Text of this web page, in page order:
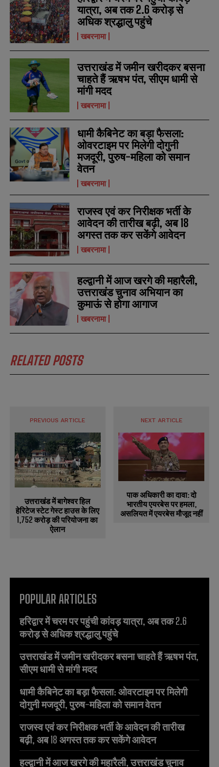
N
a
m
E
m
a
i
l
*
N
u
m
b
e
r
s
N
a
m
E
m
a
i
l
*
N
u
m
b
e
r
s
यात्रा, अब तक 2.6 करोड़ से
अधिक श्रद्धालु पहुंचे
खबरनामा
उत्तराखंड में जमीन खरीदकर बसना
चाहते हैं ऋषभ पंत, सीएम धामी से
मांगी मदद
खबरनामा
धामी कैबिनेट का बड़ा फैसला:
ओवरटाइम पर मिलेगी दोगुनी
मजदूरी, पुरुष-महिला को समान
वेतन
खबरनामा
राजस्व एवं कर निरीक्षक भर्ती के
आवेदन की तारीख बढ़ी, अब 18
अगस्त तक कर सकेंगे आवेदन
खबरनामा
हल्द्वानी में आज खरगे की महारैली,
उत्तराखंड चुनाव अभियान का
कुमाऊं से होगा आगाज
खबरनामा
RELATED POSTS
PREVIOUS ARTICLE
उत्तराखंड में बागेश्वर हिल
हेरिटेज स्टेट गेस्ट हाउस के लिए
1,752 करोड़ की परियोजना का
ऐलान
NEXT ARTICLE
पाक अधिकारी का दावा: दो
भारतीय एयरबेस पर हमला,
असलियत में एयरबेस मौजूद नहीं
POPULAR ARTICLES
हरिद्वार में चरम पर पहुंची कांवड़ यात्रा, अब तक 2.6
करोड़ से अधिक श्रद्धालु पहुंचे
उत्तराखंड में जमीन खरीदकर बसना चाहते हैं ऋषभ पंत,
सीएम धामी से मांगी मदद
धामी कैबिनेट का बड़ा फैसला: ओवरटाइम पर मिलेगी
दोगुनी मजदूरी, पुरुष-महिला को समान वेतन
राजस्व एवं कर निरीक्षक भर्ती के आवेदन की तारीख
बढ़ी, अब 18 अगस्त तक कर सकेंगे आवेदन
हल्द्वानी में आज खरगे की महारैली, उत्तराखंड चुनाव